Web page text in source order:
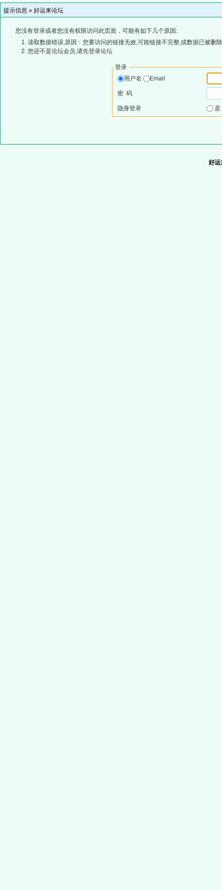
提示信息 » 好运来论坛
您没有登录或者您没有权限访问此页面，可能有如下几个原因:
读取数据错误,原因：您要访问的链接无效,可能链接不完整,或数据已被删
您还不是论坛会员,请先登录论坛
登录
用户名
Email
密 码
隐身登录
好